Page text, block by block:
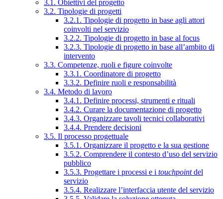
3.1. Obiettivi del progetto
3.2. Tipologie di progetti
3.2.1. Tipologie di progetto in base agli attori
coinvolti nel servizio
3.2.2. Tipologie di progetto in base al focus
3.2.3. Tipologie di progetto in base all’ambito di
intervento
3.3. Competenze, ruoli e figure coinvolte
3.3.1. Coordinatore di progetto
3.3.2. Definire ruoli e responsabilità
3.4. Metodo di lavoro
3.4.1. Definire processi, strumenti e rituali
3.4.2. Curare la documentazione di progetto
3.4.3. Organizzare tavoli tecnici collaborativi
3.4.4. Prendere decisioni
3.5. Il processo progettuale
3.5.1. Organizzare il progetto e la sua gestione
3.5.2. Comprendere il contesto d’uso del servizio
pubblico
3.5.3. Progettare i processi e i touchpointdel
servizio
3.5.4. Realizzare l’interfaccia utente del servizio